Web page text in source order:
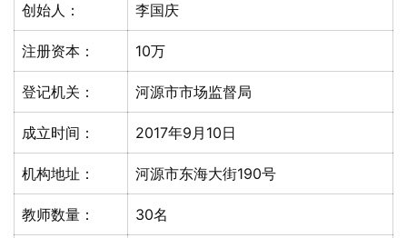
创始人： 李国庆
注册资本： 10万
登记机关： 河源市市场监督局
成立时间： 2017年9月10日
机构地址： 河源市东海大街190号
教师数量： 30名